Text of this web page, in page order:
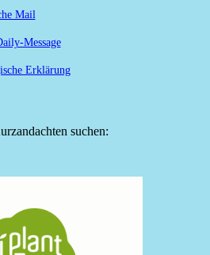
Mail
Message
Erklärung
suchen: